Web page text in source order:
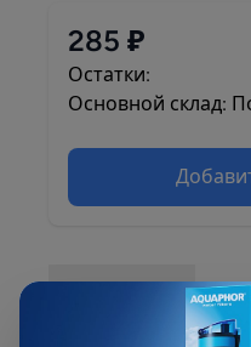
285 ₽
Остатки:
Основной склад: